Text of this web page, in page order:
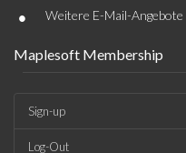
• Weitere E-Mail-Angebote
Maplesoft Membership
Sign-up
Log-Out